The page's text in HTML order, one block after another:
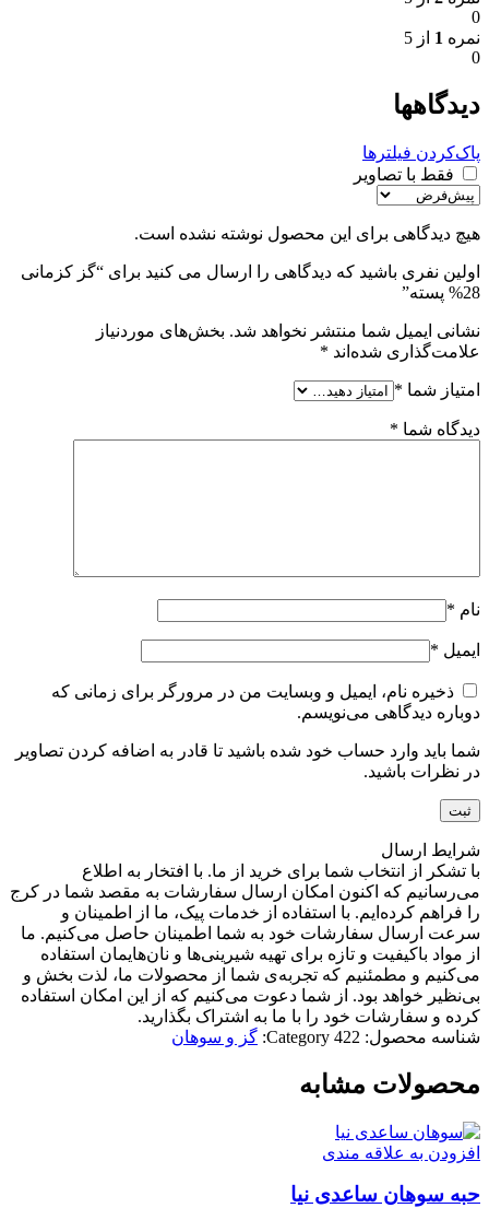
0
نمره 1 از 5
0
دیدگاهها
پاک‌کردن فیلترها
فقط با تصاویر
هیچ دیدگاهی برای این محصول نوشته نشده است.
اولین نفری باشید که دیدگاهی را ارسال می کنید برای “گز کزمانی
28% پسته”
نشانی ایمیل شما منتشر نخواهد شد. بخش‌های موردنیاز
علامت‌گذاری شده‌اند *
امتیاز شما *
دیدگاه شما *
نام *
ایمیل *
ذخیره نام، ایمیل و وبسایت من در مرورگر برای زمانی که
دوباره دیدگاهی می‌نویسم.
شما باید وارد حساب خود شده باشید تا قادر به اضافه کردن تصاویر
در نظرات باشید.
شرایط ارسال
با تشکر از انتخاب شما برای خرید از ما. با افتخار به اطلاع
می‌رسانیم که اکنون امکان ارسال سفارشات به مقصد شما در کرج
را فراهم کرده‌ایم. با استفاده از خدمات پیک، ما از اطمینان و
سرعت ارسال سفارشات خود به شما اطمینان حاصل می‌کنیم. ما
از مواد باکیفیت و تازه برای تهیه شیرینی‌ها و نان‌هایمان استفاده
می‌کنیم و مطمئنیم که تجربه‌ی شما از محصولات ما، لذت بخش و
بی‌نظیر خواهد بود. از شما دعوت می‌کنیم که از این امکان استفاده
کرده و سفارشات خود را با ما به اشتراک بگذارید.
شناسه محصول: 422
Category: گز و سوهان
محصولات مشابه
افزودن به علاقه مندی
حبه سوهان ساعدی نیا